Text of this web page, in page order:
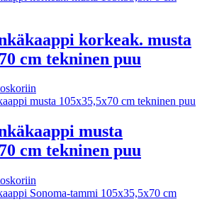
korkeak. musta
cm tekninen puu
musta
cm tekninen puu